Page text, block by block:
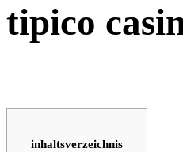
tipico
inhaltsverzeichnis